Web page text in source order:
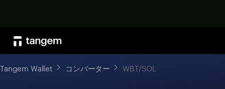
Tangem Wallet コンバーター WBT/SOL